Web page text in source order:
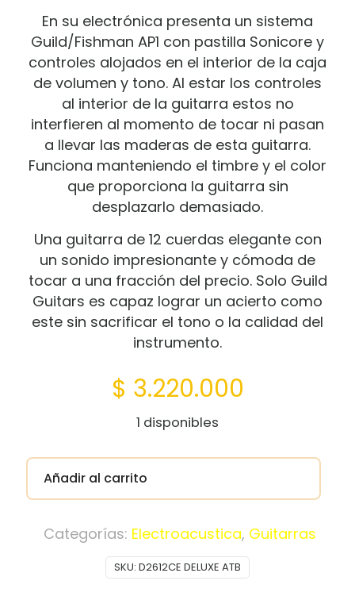
En su electrónica presenta un sistema
Guild/Fishman AP1 con pastilla Sonicore y
controles alojados en el interior de la caja
de volumen y tono. Al estar los controles
al interior de la guitarra estos no
interfieren al momento de tocar ni pasan
a llevar las maderas de esta guitarra.
Funciona manteniendo el timbre y el color
que proporciona la guitarra sin
desplazarlo demasiado.
Una guitarra de 12 cuerdas elegante con
un sonido impresionante y cómoda de
tocar a una fracción del precio. Solo Guild
Guitars es capaz lograr un acierto como
este sin sacrificar el tono o la calidad del
instrumento.
$ 3.220.000
1 disponibles
Añadir al carrito
SKU: D2612CE DELUXE ATB
Categorías: Electroacustica, Guitarras